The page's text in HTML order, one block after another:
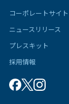
コーポレートサイト
ニュースリリース
プレスキット
採用情報